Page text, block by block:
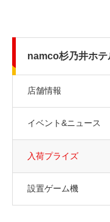
namco杉乃井ホテ
店舗情報
イベント&ニュース
入荷プライズ
設置ゲーム機